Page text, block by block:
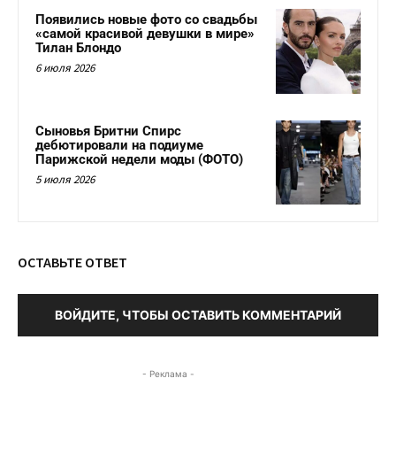
Появились новые фото со свадьбы
«самой красивой девушки в мире»
Тилан Блондо
6 июля 2026
Сыновья Бритни Спирс
дебютировали на подиуме
Парижской недели моды (ФОТО)
5 июля 2026
ОСТАВЬТЕ ОТВЕТ
ВОЙДИТЕ, ЧТОБЫ ОСТАВИТЬ КОММЕНТАРИЙ
- Реклама -